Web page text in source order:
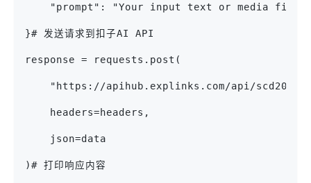
"prompt": "Your input text or media file
}# 发送请求到扣子AI API
response = requests.post(
"https://apihub.explinks.com/api/
    headers=headers,
    json=data
)# 打印响应内容